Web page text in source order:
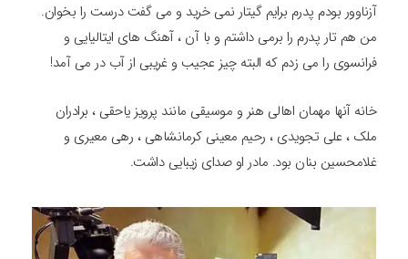
آزناوور بودم پدرم برایم گیتار نمی خرید و می گفت درست را بخوان.
من هم تار پدرم را برمی داشتم و با آن ، آهنگ های ایتالیایی و
فرانسوی را می زدم که البته چیز عجیب و غریبی از آب در می آمد!
خانه آنها مهمان اهالی هنر و موسیقی مانند پرویز یاحقی ، برادران
ملک ، علی تجویدی ، رحیم معینی کرمانشاهی ، رهی معیری و
غلامحسین بنان بود. مادر او صدای زیبایی داشت.